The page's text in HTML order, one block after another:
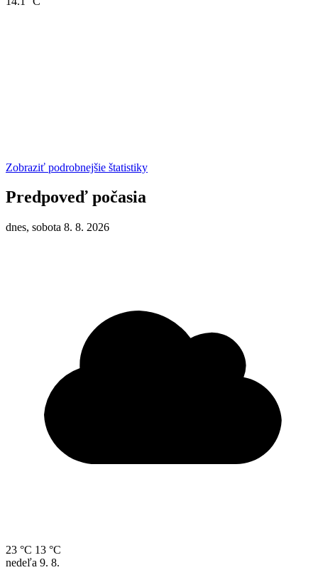
Zobraziť podrobnejšie štatistiky
Predpoveď počasia
dnes, sobota 8. 8. 2026
23 °C 13 °C
nedeľa 9. 8.